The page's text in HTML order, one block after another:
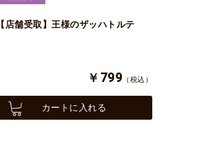
【店舗受取】王様のザッハトルテ
￥799 （税込）
カートに入れる